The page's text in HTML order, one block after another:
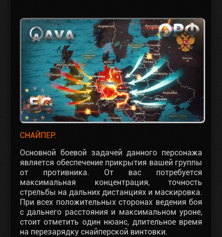
СНАЙПЕР:
Основной боевой задачей данного персонажа
является обеспечение прикрытия вашей группы
от противника. От вас потребуется
максимальная концентрация, точность
стрельбы на дальних дистанциях и маскировка.
При всех положительных сторонах ведения боя
с дальнего расстояния и максимальном уроне,
стоит отметить один нюанс, длительное время
на перезарядку снайперской винтовки.